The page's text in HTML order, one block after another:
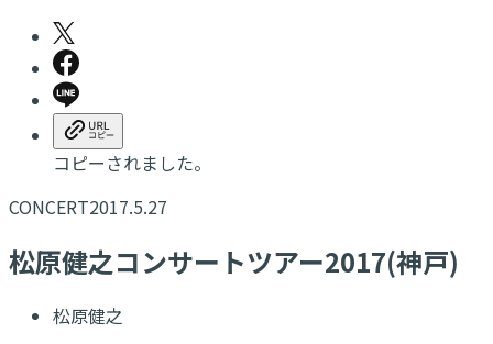
コピーされました。
CONCERT2017.5.27
松原健之コンサートツアー2017(神戸)
松原健之